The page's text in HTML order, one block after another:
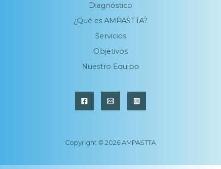
Diagnóstico
¿Qué es AMPASTTA?
Servicios
Objetivos
Nuestro Equipo
Copyright © 2026 AMPASTTA